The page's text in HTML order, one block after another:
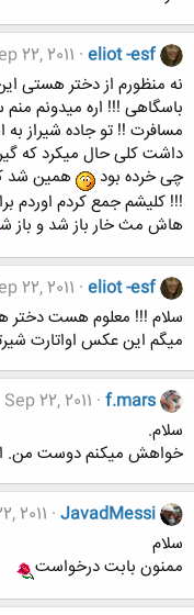
eliot -esf
22, 2011
نه منظورم از دختر هستی
باسگاهی !!! اره میدونم
مسافرت !! تو جاده شیراز
داشت کلی حال میکرد که گیر
چی خرده بود
همین شد
!!! کلیشم جمع کردم اوردم
هاش مث خار باز شد و باز
eliot -esf
22, 2011
سلام !!! معلوم هست دختر
میگم این عکس اواتارت
f.mars
Sep 22, 2011
سلام.
خواهش میکنم دوست من.
JavadMessi
2011
سلام
ممنون بابت درخواست